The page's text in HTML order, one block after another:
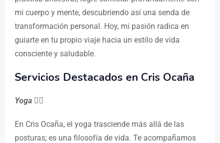
mi cuerpo y mente, descubriendo así una senda de
transformación personal. Hoy, mi pasión radica en
guiarte en tu propio viaje hacia un estilo de vida
consciente y saludable.
Servicios Destacados en Cris Ocaña
Yoga 🧘‍♀️
En Cris Ocaña, el yoga trasciende más allá de las
posturas; es una filosofía de vida. Te acompañamos